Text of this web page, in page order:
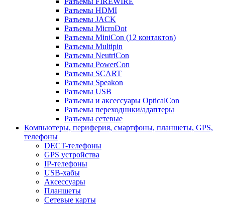
Разъемы HDMI
Разъемы JACK
Разъемы MicroDot
Разъемы MiniCon (12 контактов)
Разъемы Multipin
Разъемы NeutriCon
Разъемы PowerCon
Разъемы SCART
Разъемы Speakon
Разъемы USB
Разъемы и аксессуары OpticalCon
Разъемы переходники/адаптеры
Разъемы сетевые
Компьютеры, периферия, смартфоны, планшеты, GPS,
телефоны
DECT-телефоны
GPS устройства
IP-телефоны
USB-хабы
Аксессуары
Планшеты
Сетевые карты